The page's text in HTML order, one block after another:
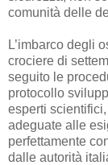
comunità delle
L’imbarco degli
crociere di
seguito le
protocollo
esperti
adeguate alle
perfettamente
dalle autorità